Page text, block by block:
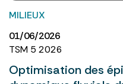
MILIEUX
01/06/2026
TSM 5 2026
Optimisation des